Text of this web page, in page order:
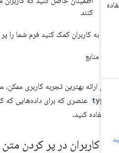
کنند
به کاربران کمک کنید فرم شما را پر
منابع
ارائه بهترین تجربه کاربری ممکن،
عنصری که برای داده‌هایی که
کنید.
کاربران در پر کردن متن